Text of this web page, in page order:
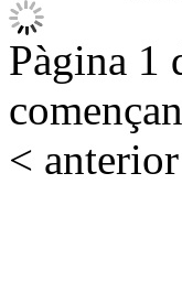
Pàgina 1
< anterior